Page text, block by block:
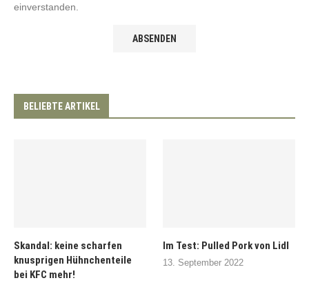
einverstanden.
BELIEBTE ARTIKEL
Skandal: keine scharfen
knusprigen Hühnchenteile
bei KFC mehr!
Im Test: Pulled Pork von Lidl
13. September 2022